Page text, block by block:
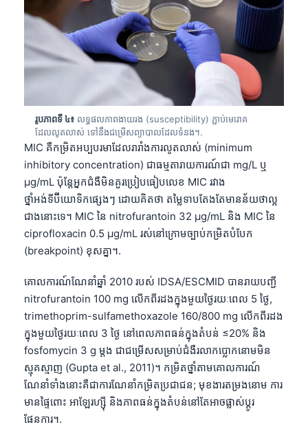
រូបភាពទី ៤៖ លទ្ធផលភាពងាយរង (susceptibility) ភ្ជាប់មេរោគ
ដែលលូតលាស់ ទៅនឹងជម្រើសព្យាបាលដែលទំនង។.
MIC គឺកម្រិតអប្បបរមាដែលរារាំងការលូតលាស់ (minimum
inhibitory concentration) ជាធម្មតារាយការណ៍ជា mg/L ឬ
µg/mL ប៉ុន្តែអ្នកជំងឺមិនគួរប្រៀបធៀបលេខ MIC រវាង
ថ្នាំអង់ទីប៊ីយោទិកផ្សេងៗ ដោយគិតថា តម្លៃទាបតែងតែមានន័យថាល្អ
ជាងនោះទេ។ MIC នៃ nitrofurantoin 32 µg/mL និង MIC នៃ
ciprofloxacin 0.5 µg/mL រស់នៅក្រោមច្បាប់កម្រិតបំបែក
(breakpoint) ខុសគ្នា។.
គោលការណ៍ណែនាំឆ្នាំ 2010 របស់ IDSA/ESCMID បានរាយបញ្ជី
nitrofurantoin 100 mg លើកពីរដងក្នុងមួយថ្ងៃរយៈពេល 5 ថ្ងៃ,
trimethoprim-sulfamethoxazole 160/800 mg លើកពីរដង
ក្នុងមួយថ្ងៃរយៈពេល 3 ថ្ងៃ នៅពេលភាពធន់ក្នុងតំបន់ ≤20% និង
fosfomycin 3 g ម្តង ជាជម្រើសសម្រាប់ជំងឺរលាកប្លោកនោមមិន
ស្មុគស្មាញ (Gupta et al., 2011)។ កម្រិតថ្នាំតាមគោលការណ៍
ណែនាំទាំងនោះគឺជាការណែនាំកម្រិតប្រជាជន; មុខងារតម្រងនោម ការ
មានផ្ទៃពោះ អាឡែរហ្ស៊ី និងភាពធន់ក្នុងតំបន់នៅតែអាចផ្លាស់ប្តូរ
ផែនការ។.